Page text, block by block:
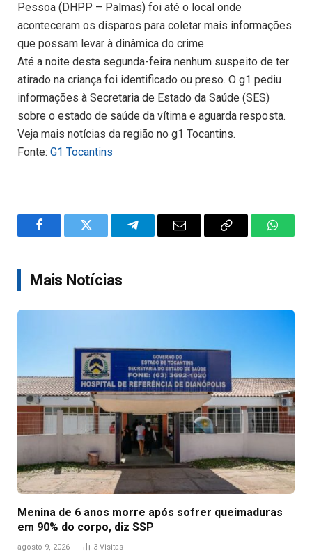
Pessoa (DHPP – Palmas) foi até o local onde
aconteceram os disparos para coletar mais informações
que possam levar à dinâmica do crime.
Até a noite desta segunda-feira nenhum suspeito de ter
atirado na criança foi identificado ou preso. O g1 pediu
informações à Secretaria de Estado da Saúde (SES)
sobre o estado de saúde da vítima e aguarda resposta.
Veja mais notícias da região no g1 Tocantins.
Fonte: G1 Tocantins
FacebookTwitter TelegramEmail
Copy
Mais Notícias
Menina de 6 anos morre após sofrer queimaduras
em 90% do corpo, diz SSP
agosto 9, 2026 3 Visitas